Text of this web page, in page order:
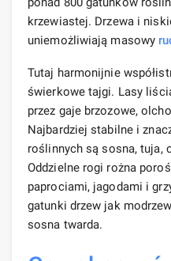
krzewiastej. Drzewa i
uniemożliwiają masowy
Tutaj harmonijnie
świerkowe tajgi. Lasy
przez gaje brzozowe,
Najbardziej stabilne i
roślinnych są sosna, tuja,
Oddzielne rogi rożna
paprociami, jagodami i
gatunki drzew jak
sosna twarda.